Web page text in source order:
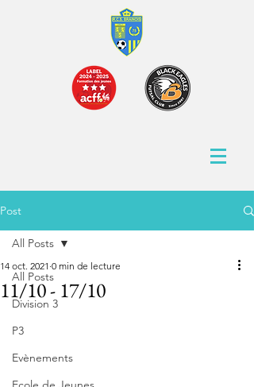
Post
All Posts
Division 3
P3
Evènements
All Posts
11/10 - 17/10
14 oct. 2021 0 min de lecture